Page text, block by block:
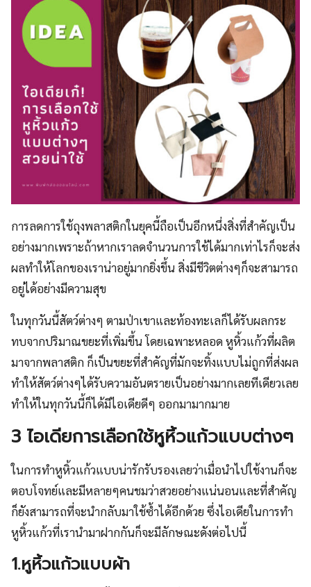
การลดการใช้ถุงพลาสติกในยุคนี้ถือเป็นอีกหนึ่งสิ่งที่สำคัญเป็น
อย่างมากเพราะถ้าหากเราลดจำนวนการใช้ได้มากเท่าไรก็จะส่ง
ผลทำให้โลกของเราน่าอยู่มากยิ่งขึ้น สิ่งมีชีวิตต่างๆก็จะสามารถ
อยู่ได้อย่างมีความสุข
ในทุกวันนี้สัตว์ต่างๆ ตามป่าเขาและท้องทะเลก็ได้รับผลกระ
ทบจากปริมาณขยะที่เพิ่มขึ้น โดยเฉพาะหลอด หูหิ้วแก้วที่ผลิต
มาจากพลาสติก ก็เป็นขยะที่สำคัญที่มักจะทิ้งแบบไม่ถูกที่ส่งผล
ทำให้สัตว์ต่างๆได้รับความอันตรายเป็นอย่างมากเลยทีเดียวเลย
ทำให้ในทุกวันนี้ก็ได้มีไอเดียดีๆ ออกมามากมาย
3 ไอเดียการเลือกใช้หูหิ้วแก้วแบบต่างๆ
ในการทำหูหิ้วแก้วแบบน่ารักรับรองเลยว่าเมื่อนำไปใช้งานก็จะ
ตอบโจทย์และมีหลายๆคนชมว่าสวยอย่างแน่นอนและที่สำคัญ
ก็ยังสามารถที่จะนำกลับมาใช้ซ้ำได้อีกด้วย ซึ่งไอเดียในการทำ
หูหิ้วแก้วที่เรานำมาฝากกันก็จะมีลักษณะดังต่อไปนี้
1.หูหิ้วแก้วแบบผ้า